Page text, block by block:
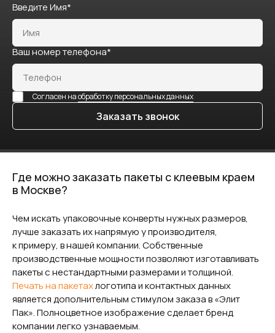
Введите Имя*
Ваш номер телефона*
Согласен наобработку персональных данных
Заказать звонок
Где можно заказать пакеты с клеевым краем
в Москве?
Чем искать упаковочные конверты нужных размеров,
лучше заказать их напрямую у производителя,
к примеру, в нашей компании. Собственные
производственные мощности позволяют изготавливать
пакеты с нестандартными размерами и толщиной.
Печать на пакетахлоготипа и контактных данных
является дополнительным стимулом заказа в «Элит
Пак». Полноцветное изображение сделает бренд
компании легко узнаваемым.